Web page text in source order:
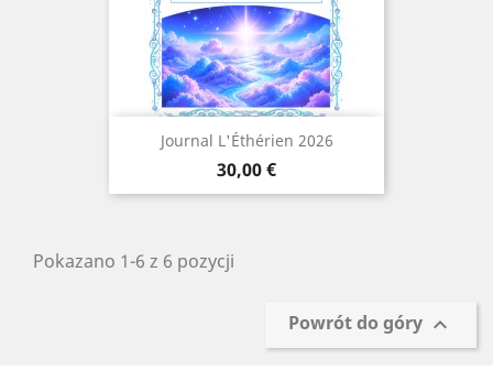
Journal L'Éthérien 2026
Cena
30,00 €
Pokazano 1-6 z 6 pozycji
Powrót do góry 